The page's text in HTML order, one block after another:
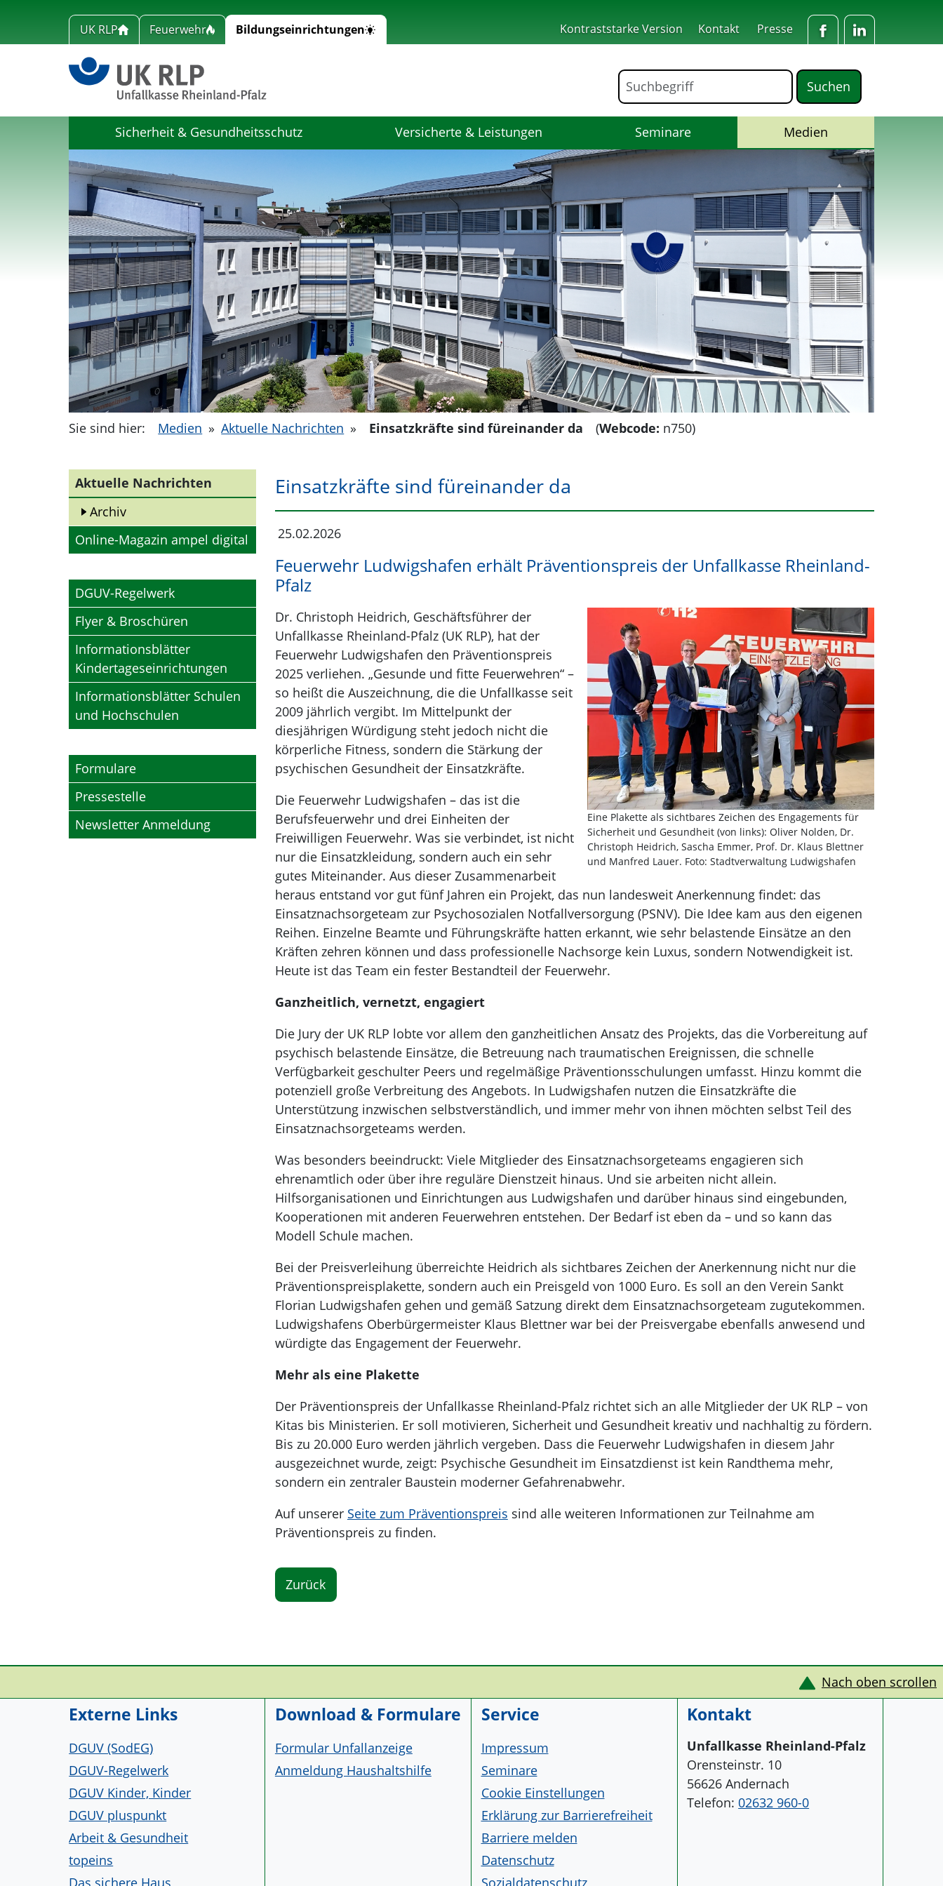
UK RLP Feuerwehr Bildungseinrichtungen Kontraststarke Version Kontakt Presse FacebookLinkedIn
Formular für die Volltextsuche
Suchbegriff
Sicherheit & Gesundheitsschutz
Versicherte & Leistungen Seminare Medien(Aktiv)
Sie sind hier: Medien » Aktuelle Nachrichten » Einsatzkräfte sind füreinander da (Webcode: n750)
Aktuelle Nachrichten
Archiv
Externer Link
Online-Magazin ampel digital
DGUV-Regelwerk
Flyer & Broschüren
Informationsblätter
Kindertageseinrichtungen
Informationsblätter Schulen
und Hochschulen
Formulare
Pressestelle
Newsletter Anmeldung
Einsatzkräfte sind füreinander da
25.02.2026
Feuerwehr Ludwigshafen erhält Präventionspreis der Unfallkasse Rheinland-
Pfalz
Eine Plakette als sichtbares Zeichen des Engagements für
Sicherheit und Gesundheit (von links): Oliver Nolden, Dr.
Christoph Heidrich, Sascha Emmer, Prof. Dr. Klaus Blettner
und Manfred Lauer. Foto: Stadtverwaltung Ludwigshafen
Dr. Christoph Heidrich, Geschäftsführer der
Unfallkasse Rheinland-Pfalz (UK RLP), hat der
Feuerwehr Ludwigshafen den Präventionspreis
2025 verliehen. „Gesunde und fitte Feuerwehren“ –
so heißt die Auszeichnung, die die Unfallkasse seit
2009 jährlich vergibt. Im Mittelpunkt der
diesjährigen Würdigung steht jedoch nicht die
körperliche Fitness, sondern die Stärkung der
psychischen Gesundheit der Einsatzkräfte.
Die Feuerwehr Ludwigshafen – das ist die
Berufsfeuerwehr und drei Einheiten der
Freiwilligen Feuerwehr. Was sie verbindet, ist nicht
nur die Einsatzkleidung, sondern auch ein sehr
gutes Miteinander. Aus dieser Zusammenarbeit
heraus entstand vor gut fünf Jahren ein Projekt, das nun landesweit Anerkennung findet: das
Einsatznachsorgeteam zur Psychosozialen Notfallversorgung (PSNV). Die Idee kam aus den eigenen
Reihen. Einzelne Beamte und Führungskräfte hatten erkannt, wie sehr belastende Einsätze an den
Kräften zehren können und dass professionelle Nachsorge kein Luxus, sondern Notwendigkeit ist.
Heute ist das Team ein fester Bestandteil der Feuerwehr.
Ganzheitlich, vernetzt, engagiert
Die Jury der UK RLP lobte vor allem den ganzheitlichen Ansatz des Projekts, das die Vorbereitung auf
psychisch belastende Einsätze, die Betreuung nach traumatischen Ereignissen, die schnelle
Verfügbarkeit geschulter Peers und regelmäßige Präventionsschulungen umfasst. Hinzu kommt die
potenziell große Verbreitung des Angebots. In Ludwigshafen nutzen die Einsatzkräfte die
Unterstützung inzwischen selbstverständlich, und immer mehr von ihnen möchten selbst Teil des
Einsatznachsorgeteams werden.
Was besonders beeindruckt: Viele Mitglieder des Einsatznachsorgeteams engagieren sich
ehrenamtlich oder über ihre reguläre Dienstzeit hinaus. Und sie arbeiten nicht allein.
Hilfsorganisationen und Einrichtungen aus Ludwigshafen und darüber hinaus sind eingebunden,
Kooperationen mit anderen Feuerwehren entstehen. Der Bedarf ist eben da – und so kann das
Modell Schule machen.
Bei der Preisverleihung überreichte Heidrich als sichtbares Zeichen der Anerkennung nicht nur die
Präventionspreisplakette, sondern auch ein Preisgeld von 1000 Euro. Es soll an den Verein Sankt
Florian Ludwigshafen gehen und gemäß Satzung direkt dem Einsatznachsorgeteam zugutekommen.
Ludwigshafens Oberbürgermeister Klaus Blettner war bei der Preisvergabe ebenfalls anwesend und
würdigte das Engagement der Feuerwehr.
Mehr als eine Plakette
Der Präventionspreis der Unfallkasse Rheinland-Pfalz richtet sich an alle Mitglieder der UK RLP – von
Kitas bis Ministerien. Er soll motivieren, Sicherheit und Gesundheit kreativ und nachhaltig zu fördern.
Bis zu 20.000 Euro werden jährlich vergeben. Dass die Feuerwehr Ludwigshafen in diesem Jahr
ausgezeichnet wurde, zeigt: Psychische Gesundheit im Einsatzdienst ist kein Randthema mehr,
sondern ein zentraler Baustein moderner Gefahrenabwehr.
Auf unserer Seite zum Präventionspreis sind alle weiteren Informationen zur Teilnahme am
Präventionspreis zu finden.
Zurück
Service Informationen Nach oben scrollen
Externe Links
DGUV (SodEG)
DGUV-Regelwerk
DGUV Kinder, Kinder
DGUV pluspunkt
Arbeit & Gesundheit
topeins
Das sichere Haus
Download & Formulare
Formular Unfallanzeige
Anmeldung Haushaltshilfe
Service
Impressum
Seminare
Cookie Einstellungen
Erklärung zur Barrierefreiheit
Barriere melden
Datenschutz
Sozialdatenschutz
Kontakt
Unfallkasse Rheinland-Pfalz
Orensteinstr. 10
56626 Andernach
Telefon:02632 960-0